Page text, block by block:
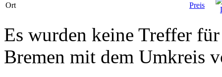
Ort Preis
Es wurden keine Treffer
Bremen mit dem Umkreis